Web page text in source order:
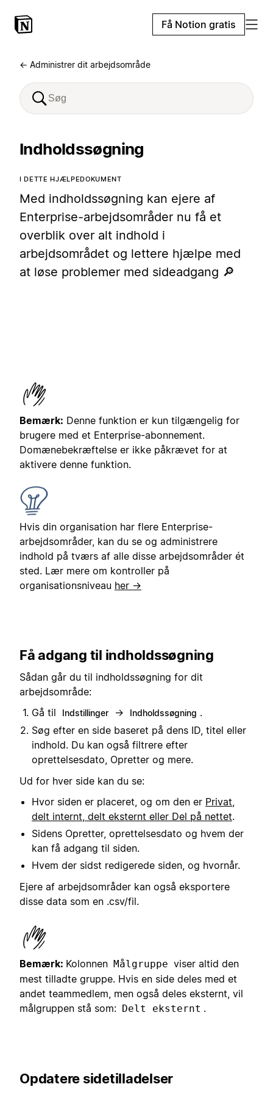
Få Notion gratis
← Administrer dit arbejdsområde
Indholdssøgning
I DETTE HJÆLPEDOKUMENT
Med indholdssøgning kan ejere af
Enterprise-arbejdsområder nu få et
overblik over alt indhold i
arbejdsområdet og lettere hjælpe med
at løse problemer med sideadgang 🔎
Bemærk: Denne funktion er kun tilgængelig for
brugere med et Enterprise-abonnement.
Domænebekræftelse er ikke påkrævet for at
aktivere denne funktion.
Hvis din organisation har flere Enterprise-
arbejdsområder, kan du se og administrere
indhold på tværs af alle disse arbejdsområder ét
sted. Lær mere om kontroller på
organisationsniveau her →
Få adgang til indholdssøgning
Sådan går du til indholdssøgning for dit
arbejdsområde:
Gå til
Indstillinger → Indholdssøgning .
Søg efter en side baseret på dens ID, titel eller
indhold. Du kan også filtrere efter
oprettelsesdato, Opretter og mere.
Ud for hver side kan du se:
Hvor siden er placeret, og om den er Privat,
delt internt, delt eksternt eller Del på nettet.
Sidens Opretter, oprettelsesdato og hvem der
kan få adgang til siden.
Hvem der sidst redigerede siden, og hvornår.
Ejere af arbejdsområder kan også eksportere
disse data som en .csv/fil.
Bemærk: Kolonnen Målgruppe viser altid den
mest tilladte gruppe. Hvis en side deles med et
andet teammedlem, men også deles eksternt, vil
målgruppen stå som: Delt eksternt .
Opdatere sidetilladelser